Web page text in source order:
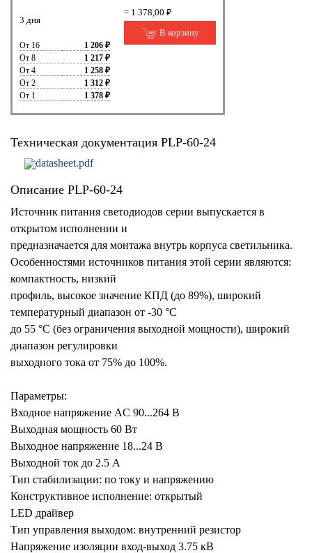
3 дня
От 16
1 206 ₽
От 8
1 217 ₽
От 4
1 258 ₽
От 2
1 312 ₽
От 1
1 378 ₽
= 1 378,00 ₽
В корзину
Техническая документация PLP-60-24
datasheet.pdf
Описание PLP-60-24
Источник питания светодиодов серии выпускается в
открытом исполнении и
предназначается для монтажа внутрь корпуса светильника.
Особенностями источников питания этой серии являются:
компактность, низкий
профиль, высокое значение КПД (до 89%), широкий
температурный диапазон от -30 °С
до 55 °С (без ограничения выходной мощности), широкий
диапазон регулировки
выходного тока от 75% до 100%.
Параметры:
Входное напряжение AC 90...264 В
Выходная мощность 60 Вт
Выходное напряжение 18...24 В
Выходной ток до 2.5 А
Тип стабилизации: по току и напряжению
Конструктивное исполнение: открытый
LED драйвер
Тип управления выходом: внутренний резистор
Напряжение изоляции вход-выход 3.75 кВ